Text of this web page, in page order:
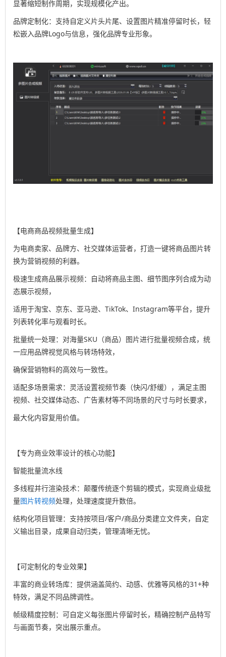
显著缩短制作周期，实现规模化产出。
品牌定制化：支持自定义片头片尾、设置图片精准停留时长，轻
松嵌入品牌Logo与信息，强化品牌专业形象。
【电商商品视频批量生成】
为电商卖家、品牌方、社交媒体运营者，打造一键将商品图片转
换为营销视频的利器。
极速生成商品展示视频：自动将商品主图、细节图序列合成为动
态展示视频，
适用于淘宝、京东、亚马逊、TikTok、Instagram等平台，提升
列表转化率与观看时长。
批量统一处理：对海量SKU（商品）图片进行批量视频合成，统
一应用品牌视觉风格与转场特效，
确保营销物料的高效与一致性。
适配多场景需求：灵活设置视频节奏（快闪/舒缓），满足主图
视频、社交媒体动态、广告素材等不同场景的尺寸与时长要求，
最大化内容复用价值。
【专为商业效率设计的核心功能】
智能批量流水线
多线程并行渲染技术：颠覆传统逐个剪辑的模式，实现商业级批
量图片转视频处理，处理速度提升数倍。
结构化项目管理：支持按项目/客户/商品分类建立文件夹，自定
义输出目录，成果自动归类，管理清晰无忧。
【可定制化的专业效果】
丰富的商业转场库：提供涵盖简约、动感、优雅等风格的31+种
特效，满足不同品牌调性。
帧级精度控制：可自定义每张图片停留时长，精确控制产品特写
与画面节奏，突出展示重点。